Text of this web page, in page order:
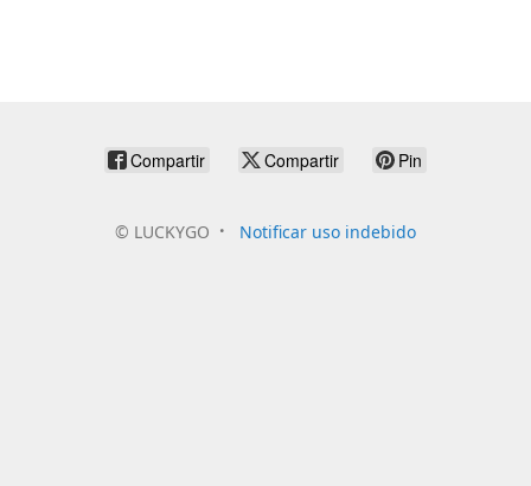
Compartir Compartir Pin
© LUCKYGO Notificar uso indebido